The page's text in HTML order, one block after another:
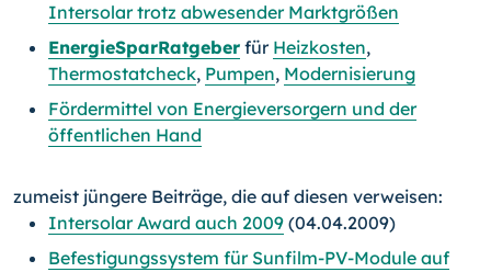
Intersolar trotz abwesender Marktgrößen
EnergieSparRatgeber für Heizkosten,
Thermostatcheck, Pumpen, Modernisierung
Fördermittel von Energieversorgern und der
öffentlichen Hand
zumeist jüngere Beiträge, die auf diesen verweisen:
Intersolar Award auch 2009 (04.04.2009)
Befestigungssystem für Sunfilm-PV-Module auf